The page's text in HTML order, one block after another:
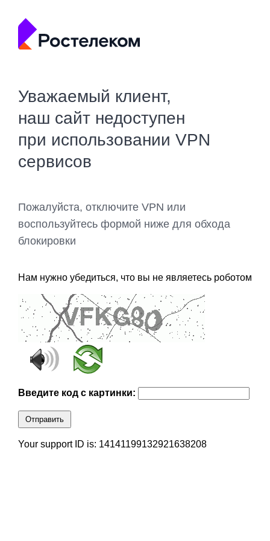
Уважаемый клиент,
наш сайт недоступен
при использовании VPN
сервисов
Пожалуйста, отключите VPN или
воспользуйтесь формой ниже для обхода
блокировки
Нам нужно убедиться, что вы не являетесь роботом
Введите код с картинки:
Отправить
Your support ID is: 14141199132921638208